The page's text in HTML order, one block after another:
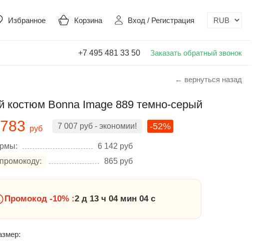
Избранное Корзина Вход / Регистрация
+7 495 481 33 50 Заказать обратный звонок
← вернуться назад
костюм Bonna Image 889 темно-серый
руб 7 007 руб - экономии! -52%
6 142 руб
865 руб
Промокод -10% :2 д 13 ч 04 мин 03 с